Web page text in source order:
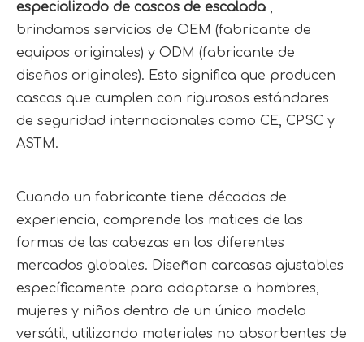
especializado de cascos de escalada
brindamos servicios de OEM (fabricante de
equipos originales) y ODM (fabricante de
diseños originales). Esto significa que producen
cascos que cumplen con rigurosos estándares
de seguridad internacionales como CE, CPSC y
ASTM.
Cuando un fabricante tiene décadas de
experiencia, comprende los matices de las
formas de las cabezas en los diferentes
mercados globales. Diseñan carcasas ajustables
específicamente para adaptarse a hombres,
mujeres y niños dentro de un único modelo
versátil, utilizando materiales no absorbentes de